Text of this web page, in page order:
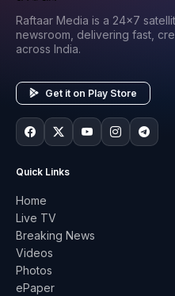
Raftaar Media is a 24x7
newsroom, delivering fast,
across India.
Get it on Play Store
Quick Links
Home
Live TV
Breaking News
Videos
Photos
ePaper